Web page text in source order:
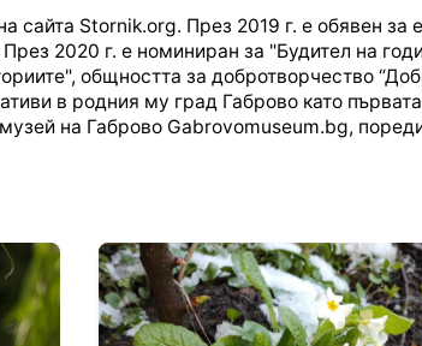
Stornik.org. През 2019 г. е обявен за
2020 г. е номиниран за "Будител на
общността за добротворчество
в родния му град Габрово като
на Габрово Gabrovomuseum.bg,